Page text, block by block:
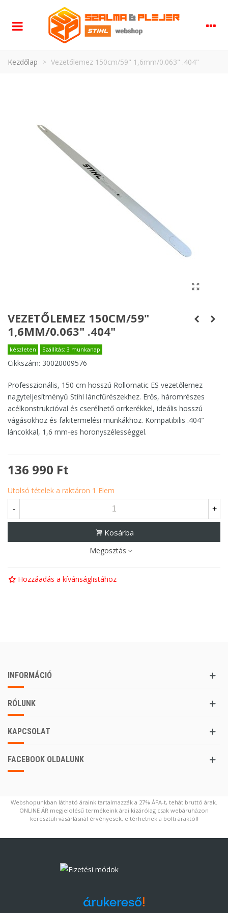
Kezdőlap > Vezetőlemez 150cm/59" 1,6mm/0.063" .404"
VEZETŐLEMEZ 150CM/59"
1,6MM/0.063" .404"
készleten Szállítás: 3 munkanap
Cikkszám: 30020009576
Professzionális, 150 cm hosszú Rollomatic ES vezetőlemez
nagyteljesítményű Stihl láncfűrészekhez. Erős, háromrészes
acélkonstrukcióval és cserélhető orrkerékkel, ideális hosszú
vágásokhoz és fakitermelési munkákhoz. Kompatibilis .404″
láncokkal, 1,6 mm-es horonyszélességgel.
136 990 Ft
Utolsó tételek a raktáron 1 Elem
- +
Kosárba
Megosztás
Hozzáadás a kívánságlistához
INFORMÁCIÓ
RÓLUNK
KAPCSOLAT
FACEBOOK OLDALUNK
Webshopunkban látható áraink tartalmazzák a 27% ÁFA-t, tehát bruttó árak.
ONLINE ÁR megjelölésű termékeink árai kizárólag csak webáruházon
keresztüli vásárlásnál érvényesek, eltérhetnek a bolti áraktól!